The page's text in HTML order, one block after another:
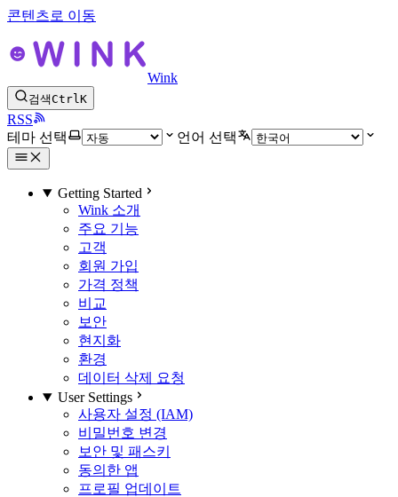
콘텐츠로 이동
Wink
검색CtrlK
RSS
테마 선택
언어 선택
Getting Started
Wink 소개
주요 기능
고객
회원 가입
가격 정책
비교
보안
현지화
환경
데이터 삭제 요청
User Settings
사용자 설정 (IAM)
비밀번호 변경
보안 및 패스키
동의한 앱
프로필 업데이트